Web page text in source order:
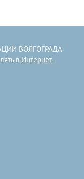
ВОЛГОГРАДА
в Интернет-